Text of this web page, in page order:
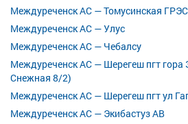
Междуреченск АС — Томусинская ГРЭС
Междуреченск АС — Улус
Междуреченск АС — Чебалсу
Междуреченск АС — Шерегеш пгт гора
Снежная 8/2)
Междуреченск АС — Шерегеш пгт ул
Междуреченск АС — Экибастуз АВ